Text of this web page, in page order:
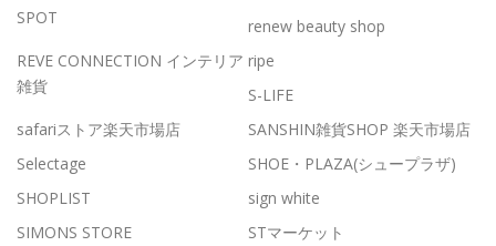
SPOT
renew beauty shop
REVE CONNECTION インテリア
雑貨
ripe
S-LIFE
safariストア楽天市場店
SANSHIN雑貨SHOP 楽天市場店
Selectage
SHOE・PLAZA(シュープラザ)
SHOPLIST
sign white
SIMONS STORE
STマーケット